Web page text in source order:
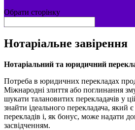
Обрати сторінку
Нотаріальне завірення
Нотаріальний та юридичний
Потреба в юридичних перекладах
Міжнародні злиття або поглинання
шукати талановитих перекладачів у
знайти ідеального перекладача, який
перекладів і, як бонус, може надати
засвідченням.